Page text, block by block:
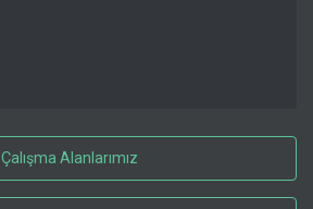
Çalışma Alanlarımız